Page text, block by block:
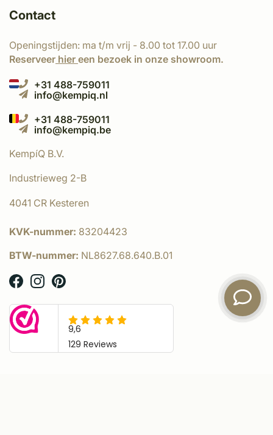
Contact
Openingstijden: ma t/m vrij - 8.00 tot 17.00 uur
Reserveer hier een bezoek in onze showroom.
+31 488-759011
info@kempiq.nl
+31 488-759011
info@kempiq.be
KempíQ B.V.
Industrieweg 2-B
4041 CR Kesteren
KVK-nummer: 83204423
BTW-nummer: NL8627.68.640.B.01